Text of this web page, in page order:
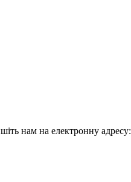
нам на електронну адресу: